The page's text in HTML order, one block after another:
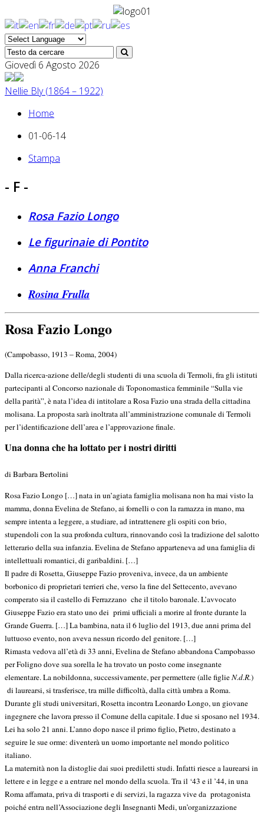
Giovedì 6 Agosto 2026
Nellie Bly (1864 – 1922)
Home
01-06-14
Stampa
- F -
Rosa Fazio Longo
Le figurinaie di Pontito
Anna Franchi
Rosina Frulla
Rosa Fazio Longo
(Campobasso, 1913 – Roma, 2004)
Dalla ricerca-azione delle/degli studenti di una scuola di Termoli, fra gli istituti
partecipanti al Concorso nazionale di Toponomastica femminile “Sulla vie
della parità”, è nata l’idea di intitolare a Rosa Fazio una strada della cittadina
molisana. La proposta sarà inoltrata all’amministrazione comunale di Termoli
per l’identificazione dell’area e l’approvazione finale.
Una donna che ha lottato per i nostri diritti
di Barbara Bertolini
Rosa Fazio Longo […] nata in un’agiata famiglia molisana non ha mai visto la
mamma, donna Evelina de Stefano, ai fornelli o con la ramazza in mano, ma
sempre intenta a leggere, a studiare, ad intrattenere gli ospiti con brio,
stupendoli con la sua profonda cultura, rinnovando così la tradizione del salotto
letterario della sua infanzia. Evelina de Stefano apparteneva ad una famiglia di
intellettuali romantici, di garibaldini. […]
Il padre di Rosetta, Giuseppe Fazio proveniva, invece, da un ambiente
borbonico di proprietari terrieri che, verso la fine del Settecento, avevano
comperato sia il castello di Ferrazzano che il titolo baronale. L’avvocato
Giuseppe Fazio era stato uno dei primi ufficiali a morire al fronte durante la
Grande Guerra. […] La bambina, nata il 6 luglio del 1913, due anni prima del
luttuoso evento, non aveva nessun ricordo del genitore. […]
Rimasta vedova all’età di 33 anni, Evelina de Stefano abbandona Campobasso
per Foligno dove sua sorella le ha trovato un posto come insegnante
elementare. La nobildonna, successivamente, per permettere (alle figlieN.d.R.)
di laurearsi, si trasferisce, tra mille difficoltà, dalla città umbra a Roma.
Durante gli studi universitari, Rosetta incontra Leonardo Longo, un giovane
ingegnere che lavora presso il Comune della capitale. I due si sposano nel 1934.
Lei ha solo 21 anni. L’anno dopo nasce il primo figlio, Pietro, destinato a
seguire le sue orme: diventerà un uomo importante nel mondo politico
italiano.
La maternità non la distoglie dai suoi prediletti studi. Infatti riesce a laurearsi in
lettere e in legge e a entrare nel mondo della scuola. Tra il ‘43 e il ’44, in una
Roma affamata, priva di trasporti e di servizi, la ragazza vive da protagonista
poiché entra nell’Associazione degli Insegnanti Medi, un’organizzazione